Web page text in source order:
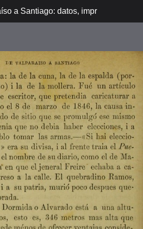
a Santiago: datos, impresiones,
Paris en
i el